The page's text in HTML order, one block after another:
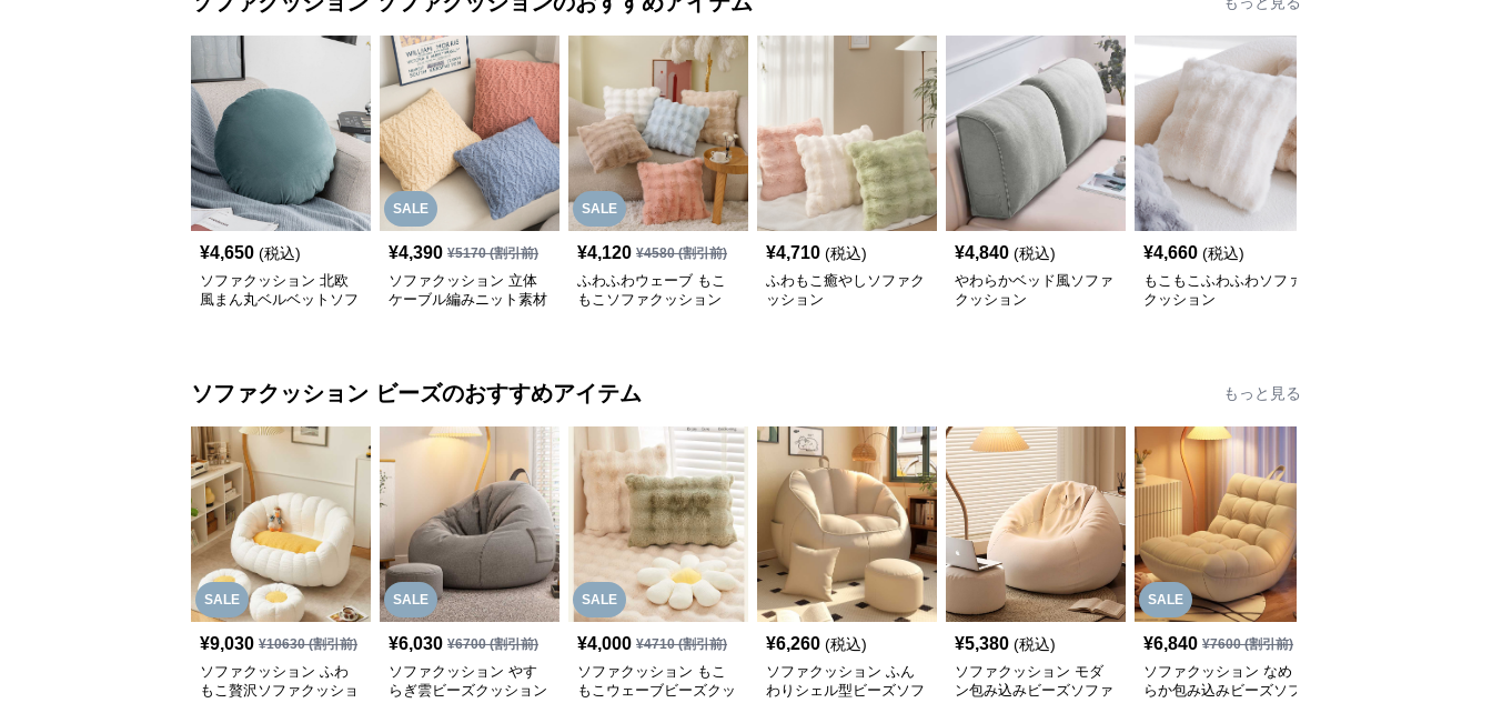
¥4,650 (税込)
ソファクッション 北欧
風まん丸ベルベットソフ
SALE
¥4,390 ¥5170(割引前)
ソファクッション 立体
ケーブル編みニット素材
SALE
¥4,120 ¥4580(割引前)
ふわふわウェーブ もこ
もこソファクッション
¥4,710 (税込)
ふわもこ癒やしソファク
ッション
¥4,840 (税込)
やわらかベッド風ソファ
クッション
¥4,660 (税込)
もこもこふわふわソファ
クッション
ソファクッション ビーズのおすすめアイテム もっと見る
SALE
¥9,030 ¥10630(割引前)
ソファクッション ふわ
もこ贅沢ソファクッショ
SALE
¥6,030 ¥6700(割引前)
ソファクッション やす
らぎ雲ビーズクッション
SALE
¥4,000 ¥4710(割引前)
ソファクッション もこ
もこウェーブビーズクッ
¥6,260 (税込)
ソファクッション ふん
わりシェル型ビーズソフ
¥5,380 (税込)
ソファクッション モダ
ン包み込みビーズソファ
SALE
¥6,840 ¥7600(割引前)
ソファクッション なめ
らか包み込みビーズソフ